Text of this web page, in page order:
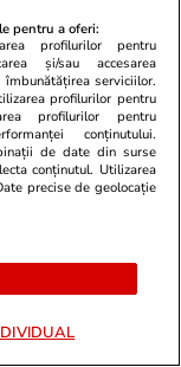
Unica.ro
Mihai Onilă
urgență.
primele
din partea
pentru a oferi:
profilurilor pentru
și/sau accesarea
serviciilor.
profilurilor pentru
profilurilor pentru
conținutului.
de date din surse
conținutul. Utilizarea
precise de geolocație